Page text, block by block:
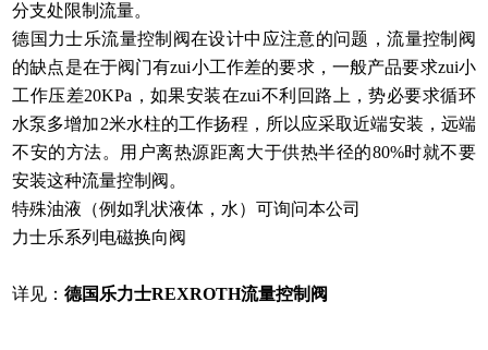
分支处限制流量。
德国力士乐流量控制阀在设计中应注意的问题，流量控制阀
的缺点是在于阀门有zui小工作差的要求，一般产品要求zui小
工作压差20KPa，如果安装在zui不利回路上，势必要求循环
水泵多增加2米水柱的工作扬程，所以应采取近端安装，远端
不安的方法。用户离热源距离大于供热半径的80%时就不要
安装这种流量控制阀。
特殊油液（例如乳状液体，水）可询问本公司
力士乐系列电磁换向阀
详见：德国乐力士REXROTH流量控制阀